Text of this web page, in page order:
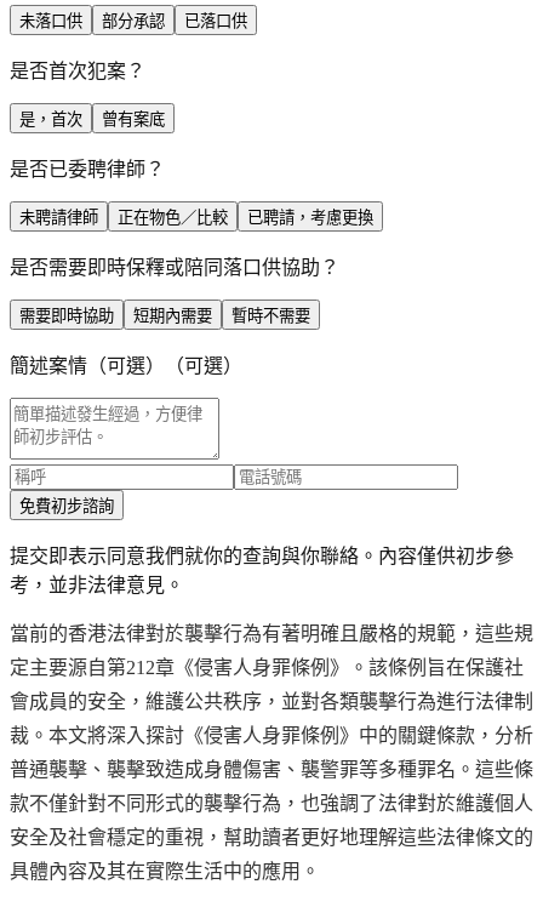
未落口供 部分承認 已落口供
是否首次犯案？
是，首次 曾有案底
是否已委聘律師？
未聘請律師 正在物色／比較 已聘請，考慮更換
是否需要即時保釋或陪同落口供協助？
需要即時協助 短期內需要 暫時不需要
簡述案情（可選） （可選）
免費初步諮詢
提交即表示同意我們就你的查詢與你聯絡。內容僅供初步參
考，並非法律意見。
當前的香港法律對於襲擊行為有著明確且嚴格的規範，這些規
定主要源自第212章《侵害人身罪條例》。該條例旨在保護社
會成員的安全，維護公共秩序，並對各類襲擊行為進行法律制
裁。本文將深入探討《侵害人身罪條例》中的關鍵條款，分析
普通襲擊、襲擊致造成身體傷害、襲警罪等多種罪名。這些條
款不僅針對不同形式的襲擊行為，也強調了法律對於維護個人
安全及社會穩定的重視，幫助讀者更好地理解這些法律條文的
具體內容及其在實際生活中的應用。